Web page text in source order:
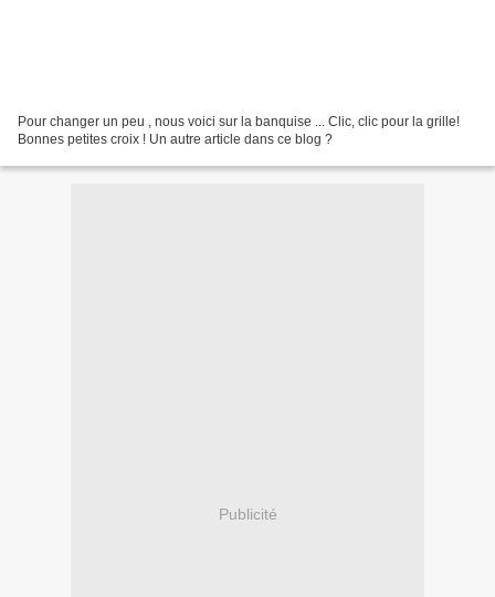
Pour changer un peu , nous voici sur la banquise ... Clic, clic pour la grille!
Bonnes petites croix ! Un autre article dans ce blog ?
Publicité